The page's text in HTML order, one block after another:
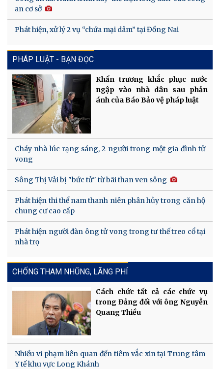
an cơ sở
Phát hiện, xử lý 2 vụ “chứa mại dâm” tại Đồng Nai
PHÁP LUẬT - BẠN ĐỌC
Khẩn trương khắc phục nước
ngập vào nhà dân sau phản
ánh của Báo Bảo vệ pháp luật
Cháy nhà lúc rạng sáng, 2 người trong một gia đình tử
vong
Sông Thị Vải bị "bức tử" từ bãi than ven sông
Phát hiện thi thể nam thanh niên phân hủy trong căn hộ
chung cư cao cấp
Phát hiện người đàn ông tử vong trong tư thế treo cổ tại
nhà trọ
CHỐNG THAM NHŨNG, LÃNG PHÍ
Cách chức tất cả các chức vụ
trong Đảng đối với ông Nguyễn
Quang Thiều
Nhiều vi phạm liên quan đến tiêm vắc xin tại Trung tâm
Y tế khu vực Long Khánh